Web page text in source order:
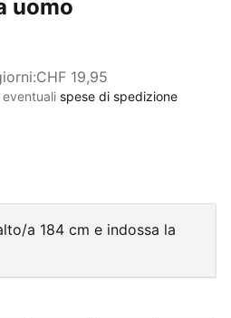
uomo
:CHF 19,95
eventuali spese di spedizione
a 184 cm e indossa la